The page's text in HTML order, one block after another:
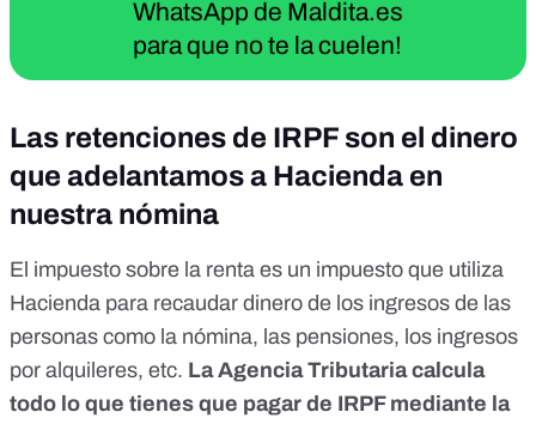
WhatsApp de Maldita.es
para que no te la cuelen!
Las retenciones de IRPF son el dinero
que adelantamos a Hacienda en
nuestra nómina
El impuesto sobre la renta es un impuesto que utiliza
Hacienda para recaudar dinero de los ingresos de las
personas como la nómina, las pensiones, los ingresos
por alquileres, etc. La Agencia Tributaria calcula
todo lo que tienes que pagar de IRPF mediante la